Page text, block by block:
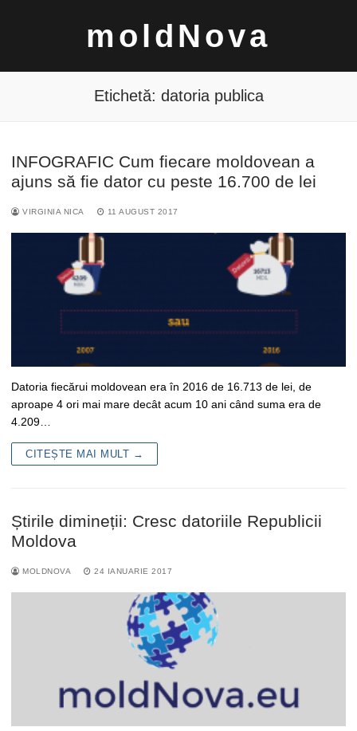
moldNova
Caută
după:
Etichetă: datoria publica
INFOGRAFIC Cum fiecare moldovean a
ajuns să fie dator cu peste 16.700 de lei
VIRGINIA NICA 11 AUGUST 2017
Datoria fiecărui moldovean era în 2016 de 16.713 de lei, de
aproape 4 ori mai mare decât acum 10 ani când suma era de
4.209…
CITEȘTE MAI MULT →
Știrile dimineții: Cresc datoriile Republicii
Moldova
MOLDNOVA 24 IANUARIE 2017